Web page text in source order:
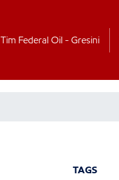
Tim Federal Oil - Gresini
TAGS